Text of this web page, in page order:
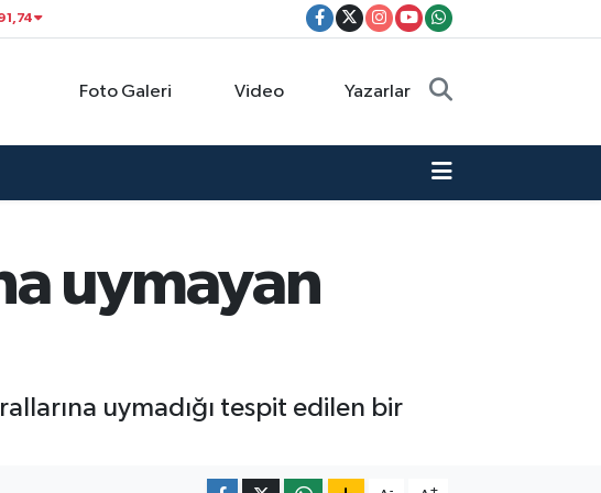
Foto Galeri Video Yazarlar
uymayan
uymadığı tespit edilen bir